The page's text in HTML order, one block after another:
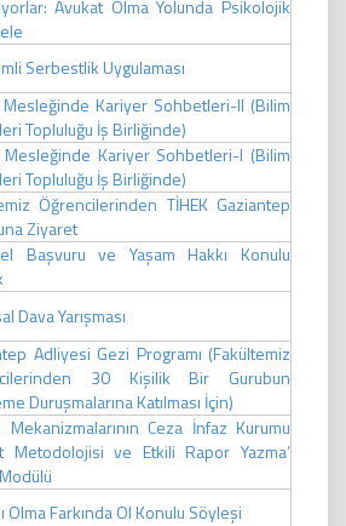
Avukat Olma Yolunda Psikolojik
Serbestlik Uygulaması
Kariyer Sohbetleri-II (Bilim
Topluluğu İş Birliğinde)
Mesleğinde Kariyer Sohbetleri-I (Bilim
Topluluğu İş Birliğinde)
Öğrencilerinden TİHEK Gaziantep
Ziyaret
Başvuru ve Yaşam Hakkı Konulu
Dava Yarışması
Adliyesi Gezi Programı (Fakültemiz
30 Kişilik Bir Gurubun
Duruşmalarına Katılması İçin)
Mekanizmalarının Ceza İnfaz Kurumu
Metodolojisi ve Etkili Rapor Yazma’
Olma Farkında Ol Konulu Söyleşi